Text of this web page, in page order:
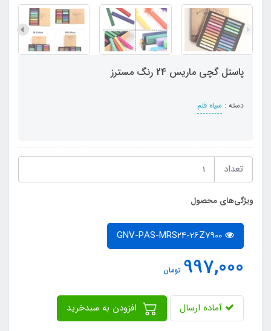
پاستل گچی ماریس 24 رنگ مسترز
دسته : سیاه قلم
تعداد
ویژگی‌های محصول
997,000 تومان
آماده ارسال